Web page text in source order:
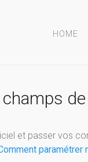
HOME
et passer vos
paramétrer